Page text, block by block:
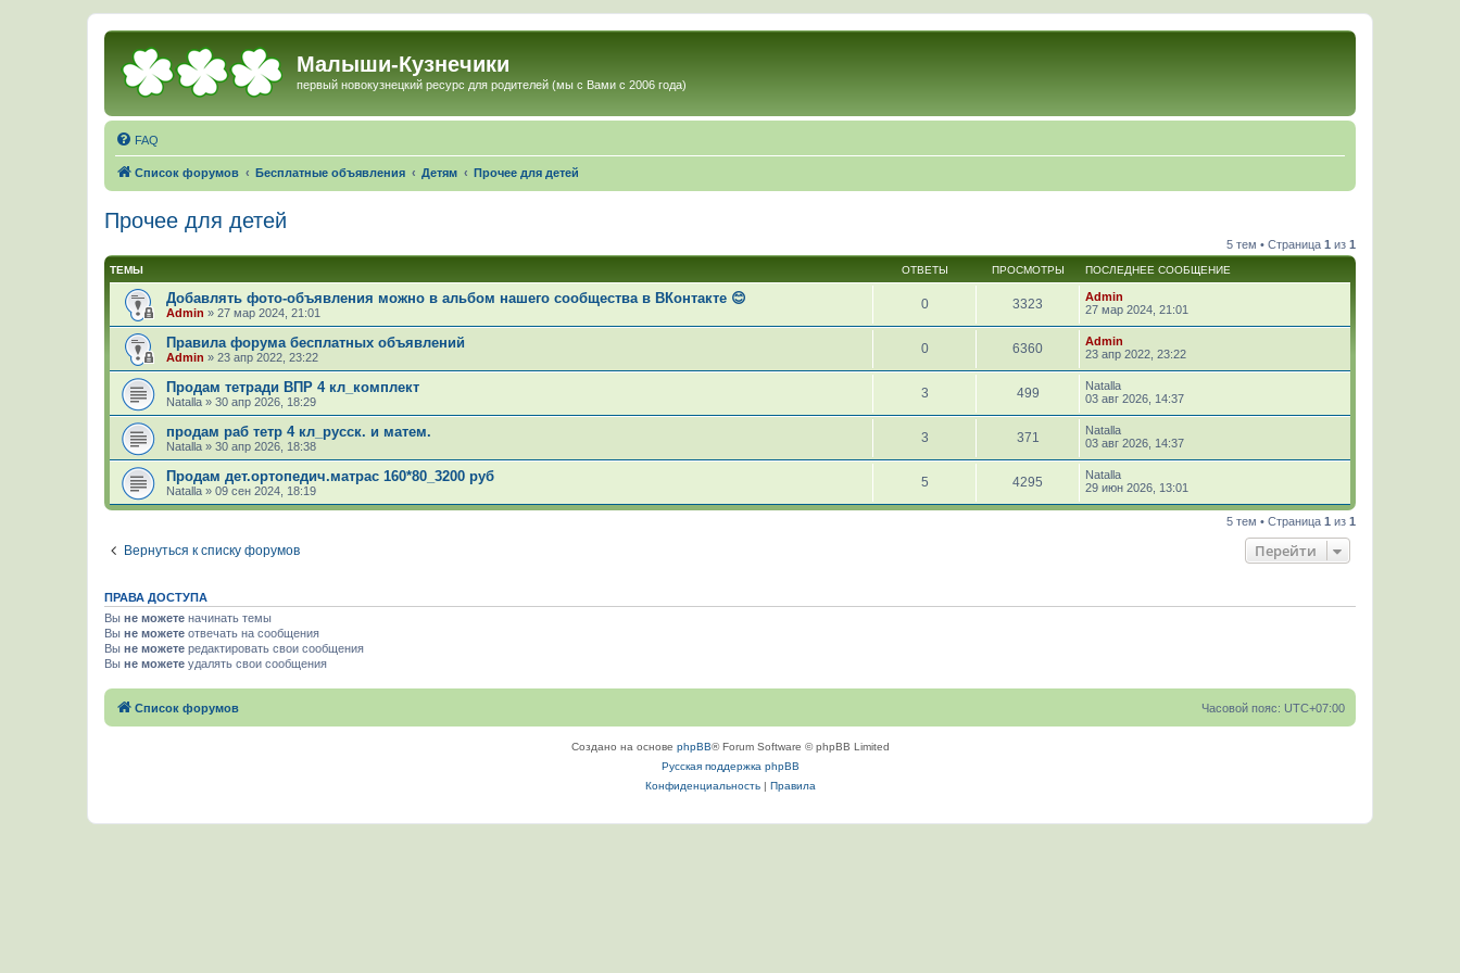
Малыши-Кузнечики
первый новокузнецкий ресурс для родителей (мы с Вами с 2006 года)
FAQ
Список форумов Бесплатные объявления Детям Прочее для детей
Прочее для детей
5 тем • Страница 1 из 1
ТЕМЫ ОТВЕТЫ ПРОСМОТРЫ ПОСЛЕДНЕЕ СООБЩЕНИЕ
Добавлять фото-объявления можно в альбом нашего сообщества в ВКонтакте 😊
Admin » 27 мар 2024, 21:01
0 3323
Admin
27 мар 2024, 21:01
Правила форума бесплатных объявлений
Admin » 23 апр 2022, 23:22
0 6360
Admin
23 апр 2022, 23:22
Продам тетради ВПР 4 кл_комплект
Natalla » 30 апр 2026, 18:29
3 499
Natalla
03 авг 2026, 14:37
продам раб тетр 4 кл_русск. и матем.
Natalla » 30 апр 2026, 18:38
3 371
Natalla
03 авг 2026, 14:37
Продам дет.ортопедич.матрас 160*80_3200 руб
Natalla » 09 сен 2024, 18:19
5 4295
Natalla
29 июн 2026, 13:01
5 тем • Страница 1 из 1
Вернуться к списку форумов Перейти
ПРАВА ДОСТУПА
Вы не можете начинать темы
Вы не можете отвечать на сообщения
Вы не можете редактировать свои сообщения
Вы не можете удалять свои сообщения
Список форумов Часовой пояс: UTC+07:00
Создано на основе phpBB® Forum Software © phpBB Limited
Русская поддержка phpBB
Конфиденциальность| Правила